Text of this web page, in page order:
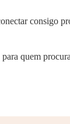
quem